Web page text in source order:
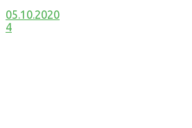
05.10.2020
4